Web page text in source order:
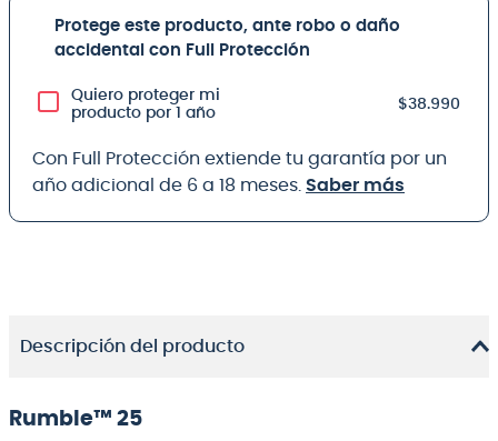
Protege este producto, ante robo o daño
accidental con Full Protección
Quiero proteger mi
producto por 1 año
$38.990
Con Full Protección extiende tu garantía por un
año adicional de 6 a 18 meses. Saber más
Descripción del producto
Rumble™ 25